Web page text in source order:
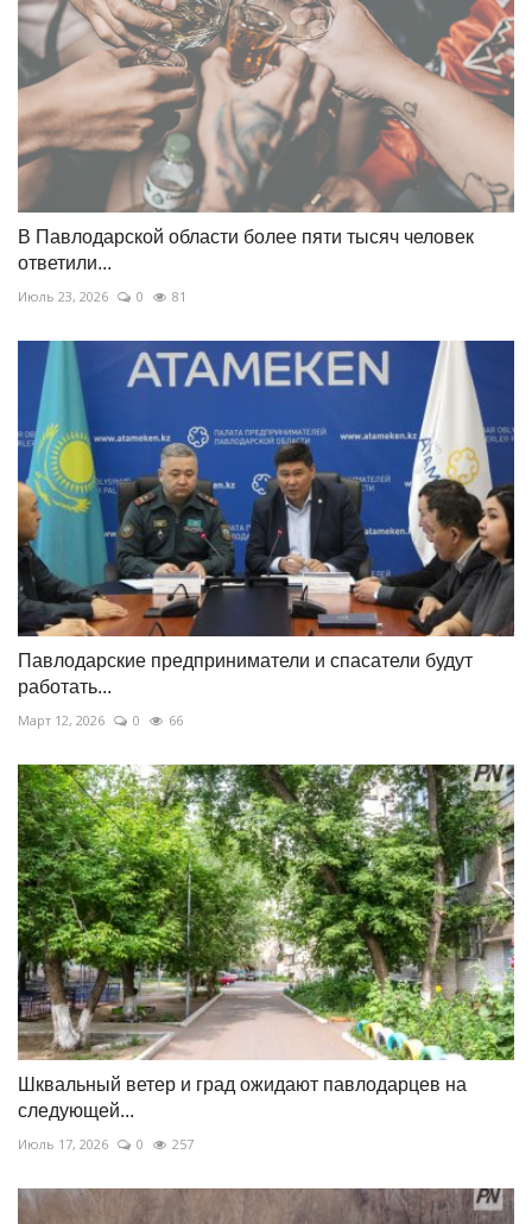
В Павлодарской области более пяти тысяч человек
ответили...
Июль 23, 2026 0 81
Павлодарские предприниматели и спасатели будут
работать...
Март 12, 2026 0 66
Шквальный ветер и град ожидают павлодарцев на
следующей...
Июль 17, 2026 0 257